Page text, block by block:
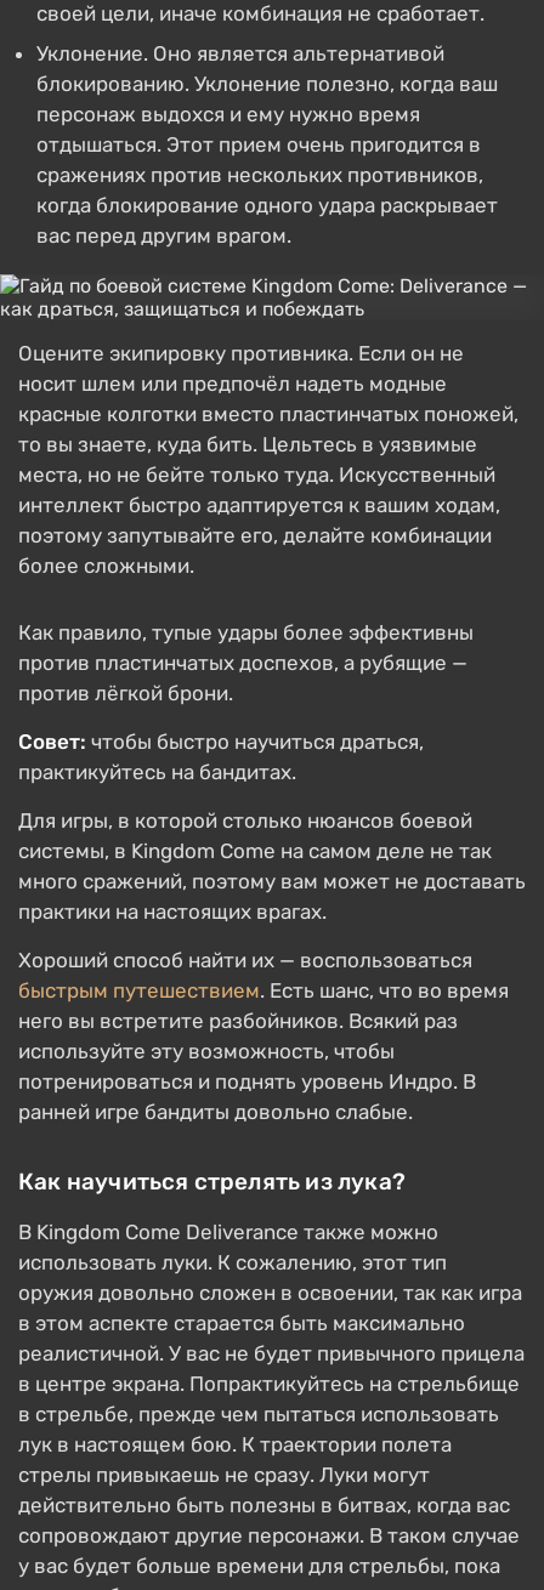
своей цели, иначе комбинация не сработает.
Уклонение. Оно является альтернативой
блокированию. Уклонение полезно, когда ваш
персонаж выдохся и ему нужно время
отдышаться. Этот прием очень пригодится в
сражениях против нескольких противников,
когда блокирование одного удара раскрывает
вас перед другим врагом.
Оцените экипировку противника. Если он не
носит шлем или предпочёл надеть модные
красные колготки вместо пластинчатых поножей,
то вы знаете, куда бить. Цельтесь в уязвимые
места, но не бейте только туда. Искусственный
интеллект быстро адаптируется к вашим ходам,
поэтому запутывайте его, делайте комбинации
более сложными.
Как правило, тупые удары более эффективны
против пластинчатых доспехов, а рубящие —
против лёгкой брони.
Совет: чтобы быстро научиться драться,
практикуйтесь на бандитах.
Для игры, в которой столько нюансов боевой
системы, в Kingdom Come на самом деле не так
много сражений, поэтому вам может не доставать
практики на настоящих врагах.
Хороший способ найти их — воспользоваться
быстрым путешествием. Есть шанс, что во время
него вы встретите разбойников. Всякий раз
используйте эту возможность, чтобы
потренироваться и поднять уровень Индро. В
ранней игре бандиты довольно слабые.
Как научиться стрелять из лука?
В Kingdom Come Deliverance также можно
использовать луки. К сожалению, этот тип
оружия довольно сложен в освоении, так как игра
в этом аспекте старается быть максимально
реалистичной. У вас не будет привычного прицела
в центре экрана. Попрактикуйтесь на стрельбище
в стрельбе, прежде чем пытаться использовать
лук в настоящем бою. К траектории полета
стрелы привыкаешь не сразу. Луки могут
действительно быть полезны в битвах, когда вас
сопровождают другие персонажи. В таком случае
у вас будет больше времени для стрельбы, пока